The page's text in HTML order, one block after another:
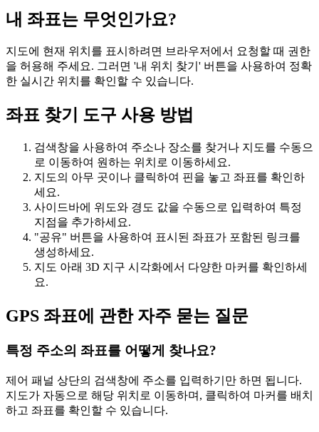
내 좌표는 무엇인가요?
지도에 현재 위치를 표시하려면 브라우저에서 요청할 때 권한
을 허용해 주세요. 그러면 '내 위치 찾기' 버튼을 사용하여 정확
한 실시간 위치를 확인할 수 있습니다.
좌표 찾기 도구 사용 방법
검색창을 사용하여 주소나 장소를 찾거나 지도를 수동으
로 이동하여 원하는 위치로 이동하세요.
지도의 아무 곳이나 클릭하여 핀을 놓고 좌표를 확인하
세요.
사이드바에 위도와 경도 값을 수동으로 입력하여 특정
지점을 추가하세요.
"공유" 버튼을 사용하여 표시된 좌표가 포함된 링크를
생성하세요.
지도 아래 3D 지구 시각화에서 다양한 마커를 확인하세
요.
GPS 좌표에 관한 자주 묻는 질문
특정 주소의 좌표를 어떻게 찾나요?
제어 패널 상단의 검색창에 주소를 입력하기만 하면 됩니다.
지도가 자동으로 해당 위치로 이동하며, 클릭하여 마커를 배치
하고 좌표를 확인할 수 있습니다.